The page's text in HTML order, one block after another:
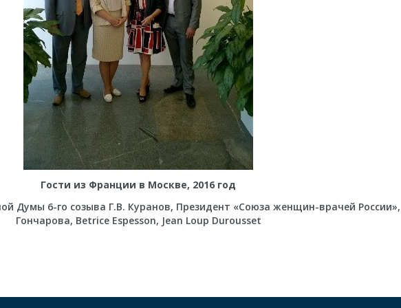
Гости из Франции в Москве, 2016 год
Думы 6-го созыва Г.В. Куранов, Президент «Союза женщин-врачей
Гончарова, Betrice Espesson, Jean Loup Durousset